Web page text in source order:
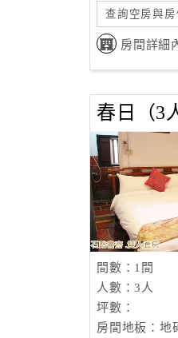
查詢空房與房
房間詳細
春日（3
間數：1間
人數：3人
坪數：
房間地板：地